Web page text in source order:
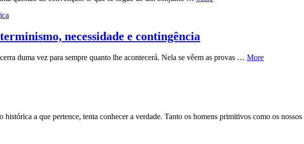
necessidade e contingência
duma vez para sempre quanto lhe acontecerá. Nela se vêem as provas … More
histórica a que pertence, tenta conhecer a verdade. Tanto os homens primitivos como os